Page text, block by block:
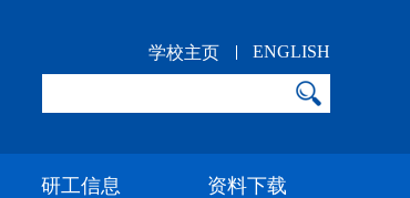
学校主页 ENGLISH
研工信息 资料下载